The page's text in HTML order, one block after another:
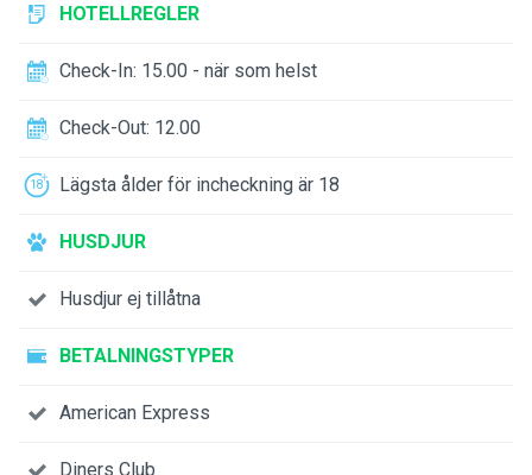
HOTELLREGLER
Check-In: 15.00 - när som helst
Check-Out: 12.00
Lägsta ålder för incheckning är 18
HUSDJUR
Husdjur ej tillåtna
BETALNINGSTYPER
American Express
Diners Club